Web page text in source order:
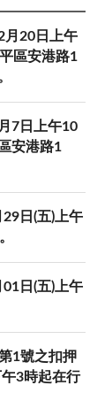
月20日上午
區安港路1
7日上午10
安港路1
日(五)上午
日(五)上午
1號之扣押
3時起在行